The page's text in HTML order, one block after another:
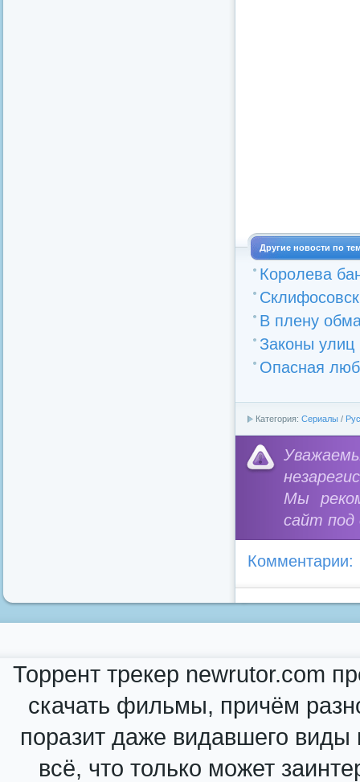
Другие новости по
Королева
В плену
Законы улиц
Опасная
Категория: Сериалы /
Мы
сайт под
Комментарии:
Торрент трекер newrutor.com
скачать фильмы, причём
поразит даже видавшего виды
всё, что только может